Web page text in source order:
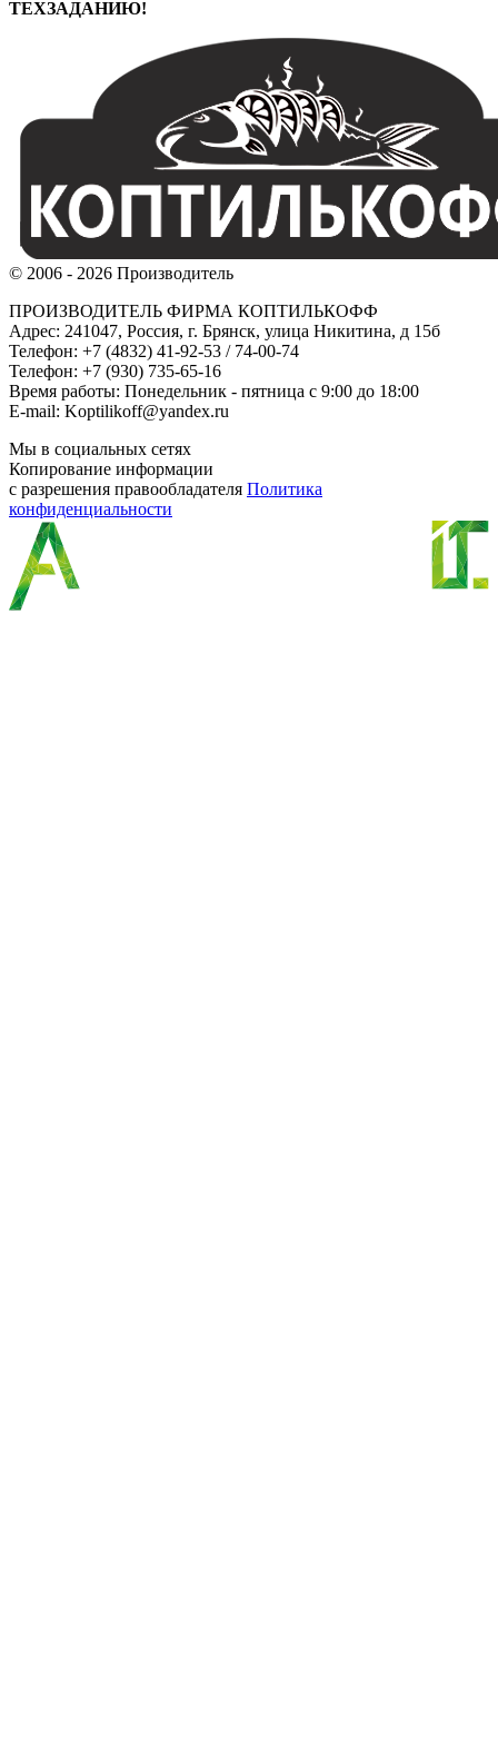
ТЕХЗАДАНИЮ!
© 2006 - 2026 Производитель
ПРОИЗВОДИТЕЛЬ ФИРМА КОПТИЛЬКОФФ
Адрес: 241047, Россия, г. Брянск, улица Никитина, д 15б
Телефон: +7 (4832) 41-92-53 / 74-00-74
Телефон: +7 (930) 735-65-16
Время работы: Понедельник - пятница с 9:00 до 18:00
E-mail: Koptilikoff@yandex.ru
Мы в социальных сетях
Копирование информации
с разрешения правообладателя Политика
конфиденциальности